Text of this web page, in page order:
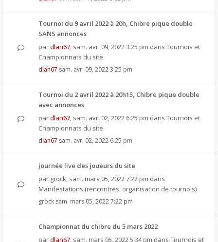
Tournoi du 9 avril 2022 à 20h, Chibre pique double
SANS annonces
pardlan67, sam. avr. 09, 2022 3:25 pm dans Tournois et
Championnats du site
dlan67 sam. avr. 09, 2022 3:25 pm
Tournoi du 2 avril 2022 à 20h15, Chibre pique double
avec annonces
pardlan67, sam. avr. 02, 2022 6:25 pm dans Tournois et
Championnats du site
dlan67 sam. avr. 02, 2022 6:25 pm
journée live des joueurs du site
par grock, sam. mars 05, 2022 7:22 pm dans
Manifestations (rencontres, organisation de tournois)
grock sam. mars 05, 2022 7:22 pm
Championnat du chibre du 5 mars 2022
pardlan67, sam. mars 05, 2022 5:34 pm dans Tournois et